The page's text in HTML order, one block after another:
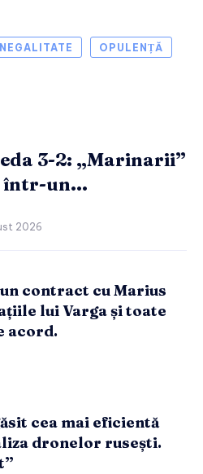
INEGALITATE
OPULENȚĂ
3-2: „Marinarii”
într-un...
2026
contract cu Marius
lui Varga și toate
acord.
cea mai eficientă
dronelor rusești.